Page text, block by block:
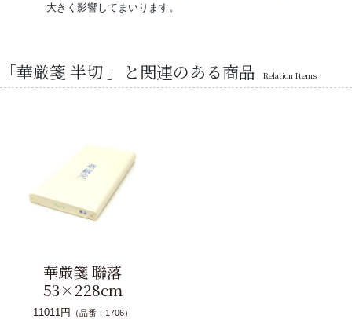
大きく影響してまいります。
「華厳箋 半切 」と関連のある商品 Relation Items
華厳箋 聯落
53×228cm
11011円 （品番：1706）